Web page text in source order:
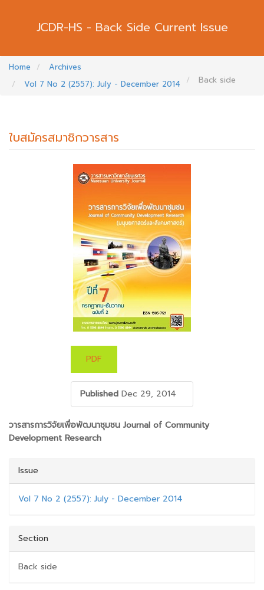
Back Side Current Issue
Home
Archives
Vol 7 No 2 (2557): July - December 2014
Back side
ใบสมัครสมาชิกวารสาร
PDF
Published Dec 29, 2014
วารสารการวิจัยเพื่อพัฒนาชุมชน Journal of Community
Development Research
Issue
Vol 7 No 2 (2557): July - December 2014
Section
Back side